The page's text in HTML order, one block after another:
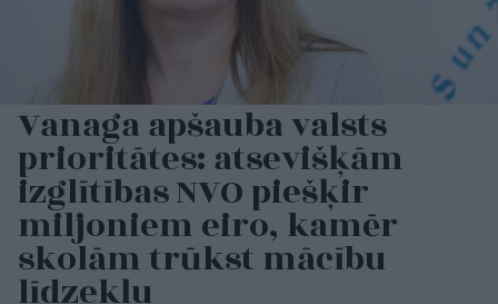
Vanaga apšauba valsts
prioritātes: atsevišķām
izglītības NVO piešķir
miljoniem eiro, kamēr
skolām trūkst mācību
līdzekļu